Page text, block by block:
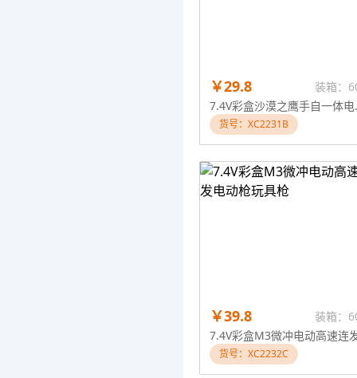
￥29.8
装箱：
7.4V彩盒
货号：XC2231B
￥39.8 装箱：
货号：XC2232C